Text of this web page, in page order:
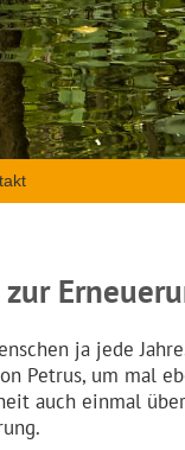
ja jede
Petrus, um mal
auch einmal